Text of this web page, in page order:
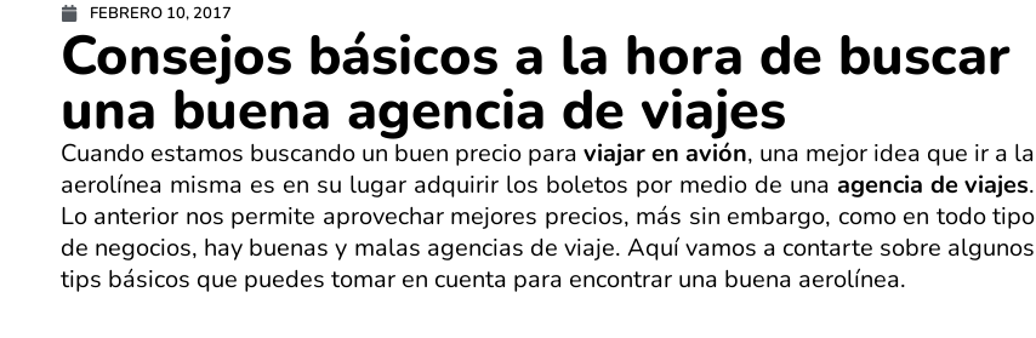
FEBRERO 10, 2017
Consejos básicos a la hora de buscar
una buena agencia de viajes
Cuando estamos buscando un buen precio paraviajar en avión, una mejor idea que ir a la
aerolínea misma es en su lugar adquirir los boletos por medio de una agencia de viajes.
Lo anterior nos permite aprovechar mejores precios, más sin embargo, como en todo tipo
de negocios, hay buenas y malas agencias de viaje. Aquí vamos a contarte sobre algunos
tips básicos que puedes tomar en cuenta para encontrar una buena aerolínea.